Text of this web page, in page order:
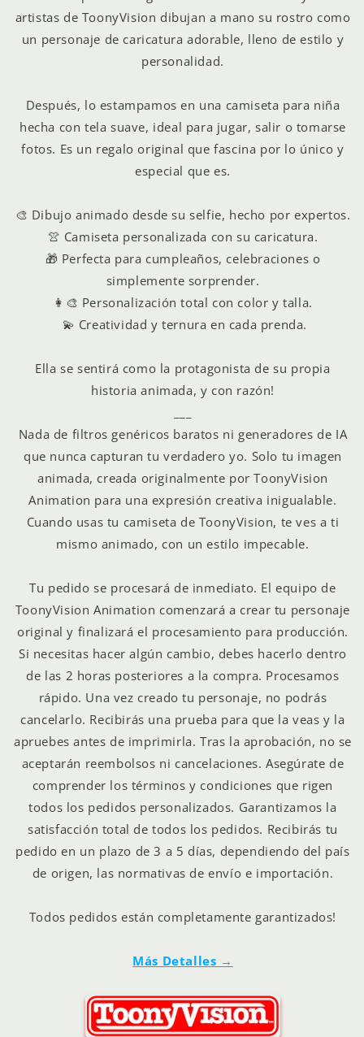
artistas de ToonyVision dibujan a mano su rostro como
un personaje de caricatura adorable, lleno de estilo y
personalidad.
Después, lo estampamos en una camiseta para niña
hecha con tela suave, ideal para jugar, salir o tomarse
fotos. Es un regalo original que fascina por lo único y
especial que es.
🎨 Dibujo animado desde su selfie, hecho por expertos.
👚 Camiseta personalizada con su caricatura.
🎁 Perfecta para cumpleaños, celebraciones o
simplemente sorprender.
👩🎨 Personalización total con color y talla.
💫 Creatividad y ternura en cada prenda.
Ella se sentirá como la protagonista de su propia
historia animada, y con razón!
Nada de filtros genéricos baratos ni generadores de IA
que nunca capturan tu verdadero yo. Solo tu imagen
animada, creada originalmente por ToonyVision
Animation para una expresión creativa inigualable.
Cuando usas tu camiseta de ToonyVision, te ves a ti
mismo animado, con un estilo impecable.
Tu pedido se procesará de inmediato. El equipo de
ToonyVision Animation comenzará a crear tu personaje
original y finalizará el procesamiento para producción.
Si necesitas hacer algún cambio, debes hacerlo dentro
de las 2 horas posteriores a la compra. Procesamos
rápido. Una vez creado tu personaje, no podrás
cancelarlo. Recibirás una prueba para que la veas y la
apruebes antes de imprimirla. Tras la aprobación, no se
aceptarán reembolsos ni cancelaciones. Asegúrate de
comprender los términos y condiciones que rigen
todos los pedidos personalizados. Garantizamos la
satisfacción total de todos los pedidos. Recibirás tu
pedido en un plazo de 3 a 5 días, dependiendo del país
de origen, las normativas de envío e importación.
Todos pedidos están completamente garantizados!
Más Detalles →
Compra ahora y paga a meses
sin tarjeta de crédito
1 Agrega tu producto al carrito yelige
pagar con Meses sin Tarjeta.
En tu cuenta de Mercado Pago,elige
la cantidad de mesesy confirma.
Paga mes a mes con saldo disponible,
débito u otros medios.
Crédito sujeto a aprobación.
¿Tienes dudas? Consulta nuestraAyuda.